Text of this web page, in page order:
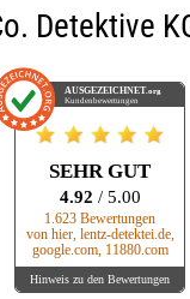
Detektive
AUSGEZEICHNET .org
Kundenbewertungen
SEHR GUT
4.92 / 5.00
1.623 Bewertungen
von hier, lentz-detektei.de,
google.com, 11880.com
Hinweis zu den Bewertungen